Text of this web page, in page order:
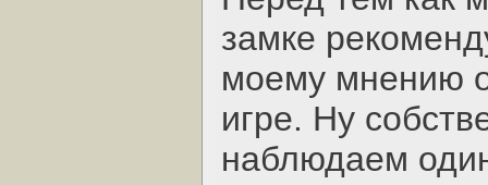
замке
моему мнению
игре. Ну
наблюдаем